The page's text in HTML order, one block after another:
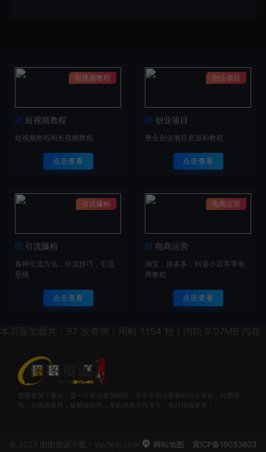
短视频教程
短视频教程
短视频教程和长视频教程
点击查看
创业项目
创业项目
整合创业项目资源和教程
点击查看
引流爆粉
引流爆粉
各种引流方法，引流技巧，引流
思维
点击查看
电商运营
电商运营
淘宝，拼多多，抖音小店等等电
商教程
点击查看
本页面加载共：97 次查询 | 用时 1.154 秒 | 消耗 9.07MB 内存
图图资源下载站，是一个整合资源网站，分享市面上最新的创业项目，付费课
程，自媒体素材，破解版软件，单机游戏大作等等，每日持续更新！
© 2023 图图资源下载 - vip.f6sj.com 网站地图
冀ICP备19033803